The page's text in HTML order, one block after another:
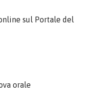
sul Portale del
orale